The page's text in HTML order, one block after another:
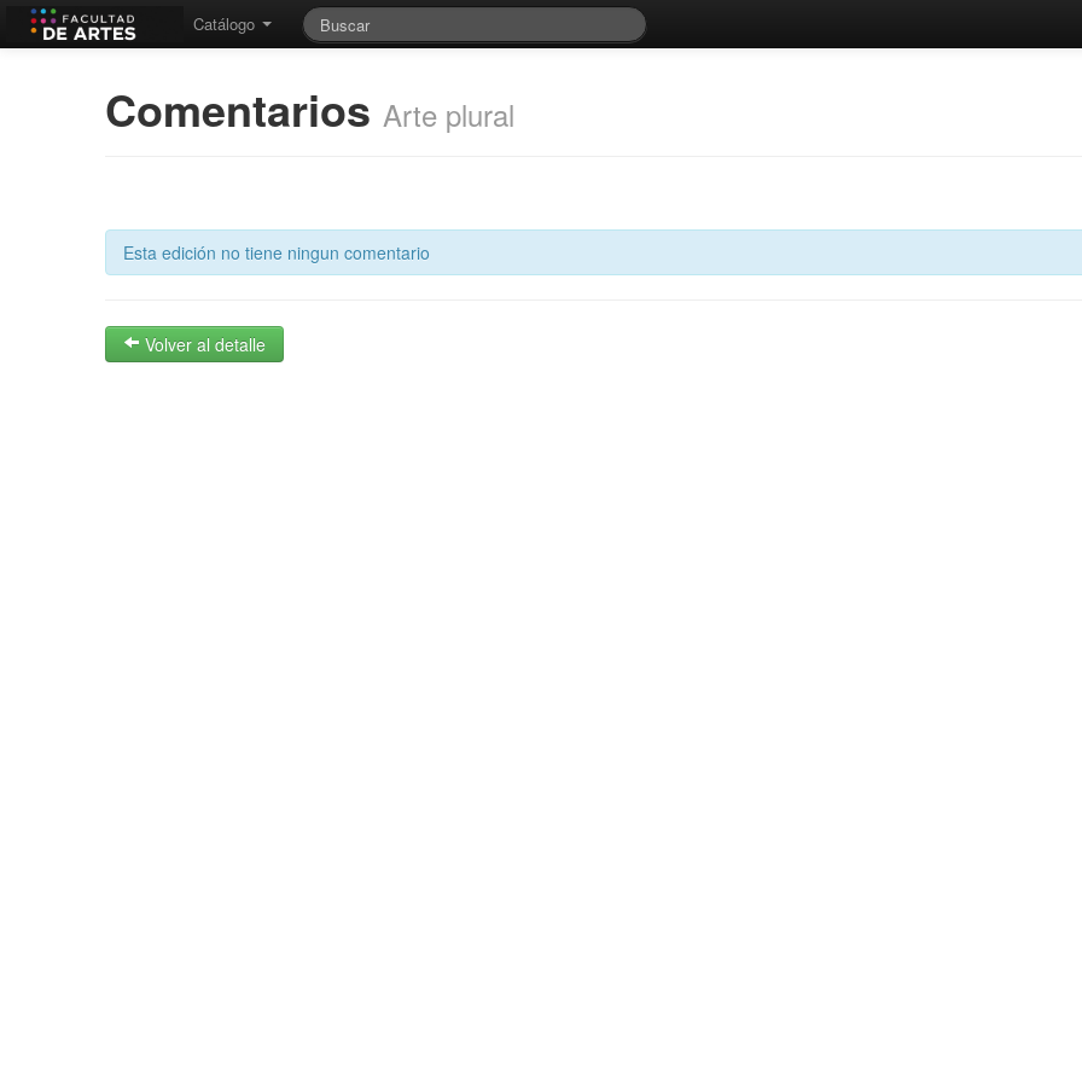
Catálogo
Comentarios Arte plural
Esta edición no tiene ningun comentario
Volver al detalle